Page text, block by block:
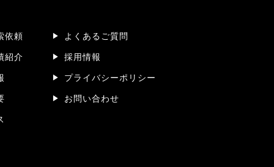
依頼
紹介
よくあるご質問
採用情報
プライバシーポリシー
お問い合わせ